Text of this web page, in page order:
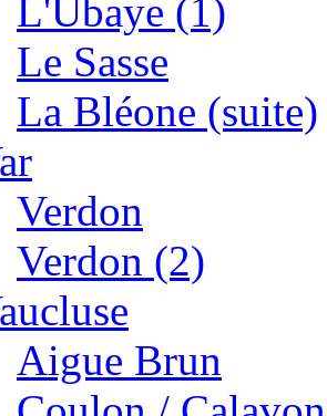
L'Ubaye (1)
Le Sasse
La Bléone (suite)
Verdon
Verdon (2)
Aigue Brun